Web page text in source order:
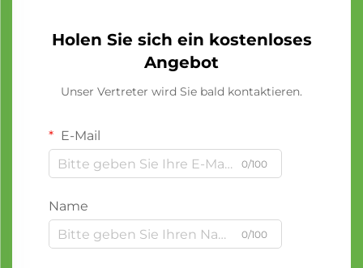
Holen Sie sich ein kostenloses
Angebot
Unser Vertreter wird Sie bald kontaktieren.
E-Mail
0/100
Name
0/100